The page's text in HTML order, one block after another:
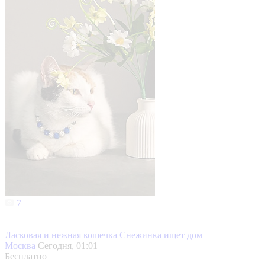
7
Ласковая и нежная кошечка Снежинка ищет дом
Москва Сегодня, 01:01
Бесплатно